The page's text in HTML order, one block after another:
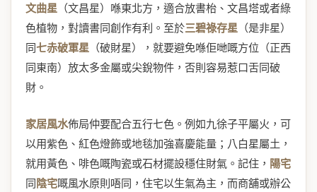
文曲星 （文昌星）喺東北方，適合放書枱、文昌塔或者綠
色植物，對讀書同創作有利。至於三碧祿存星 （是非星）
同七赤破軍星 （破財星），就要避免喺佢哋嘅方位（正西
同東南）放太多金屬或尖銳物件，否則容易惹口舌同破
財。
家居風水佈局仲要配合五行七色。例如九徐子平屬火，可
以用紫色、紅色燈飾或地毯加強喜慶能量；八白星屬土，
就用黃色、啡色嘅陶瓷或石材擺設穩住財氣。記住， 陽宅
同陰宅嘅風水原則唔同，住宅以生氣為主，而商舖或辦公